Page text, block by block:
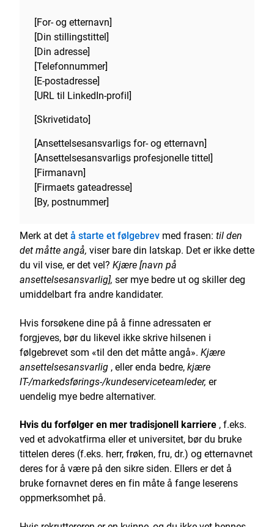
[For- og etternavn]
[Din stillingstittel]
[Din adresse]
[Telefonnummer]
[E-postadresse]
[URL til LinkedIn-profil]
[Skrivetidato]
[Ansettelsesansvarligs for- og etternavn]
[Ansettelsesansvarligs profesjonelle tittel]
[Firmanavn]
[Firmaets gateadresse]
[By, postnummer]
Merk at detå starte et følgebrev med frasen: til den
det måtte angå, viser bare din latskap. Det er ikke dette
du vil vise, er det vel? Kjære [navn på
ansettelsesansvarlig], ser mye bedre ut og skiller deg
umiddelbart fra andre kandidater.
Hvis forsøkene dine på å finne adressaten er
forgjeves, bør du likevel ikke skrive hilsenen i
følgebrevet som «til den det måtte angå». Kjære
ansettelsesansvarlig , eller enda bedre,kjære
IT-/markedsførings-/kundeserviceteamleder, er
uendelig mye bedre alternativer.
Hvis du forfølger en mer tradisjonell karriere , f.eks.
ved et advokatfirma eller et universitet, bør du bruke
tittelen deres (f.eks. herr, frøken, fru, dr.) og etternavnet
deres for å være på den sikre siden. Ellers er det å
bruke fornavnet deres en fin måte å fange leserens
oppmerksomhet på.